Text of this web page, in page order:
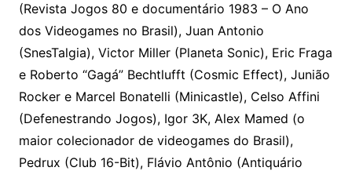
(Revista Jogos 80 e documentário 1983 – O Ano
dos Videogames no Brasil), Juan Antonio
(SnesTalgia), Victor Miller (Planeta Sonic), Eric Fraga
e Roberto “Gagá” Bechtlufft (Cosmic Effect), Junião
Rocker e Marcel Bonatelli (Minicastle), Celso Affini
(Defenestrando Jogos), Igor 3K, Alex Mamed (o
maior colecionador de videogames do Brasil),
Pedrux (Club 16-Bit), Flávio Antônio (Antiquário